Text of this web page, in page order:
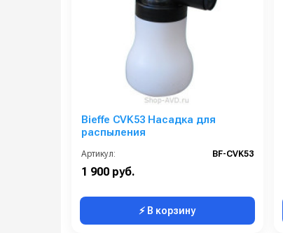
Bieffe CVK53 Насадка для
распыления
Артикул: BF-CVK53
1 900 руб.
⚡ В корзину